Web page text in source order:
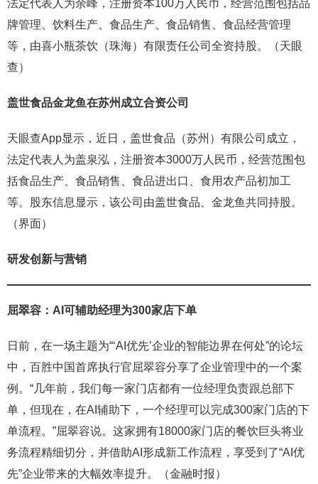
法定代表人为余峰，注册资本100万人民币，经营范围包括品
牌管理、饮料生产、食品生产、食品销售、食品经营管理
等，由喜小瓶茶饮（珠海）有限责任公司全资持股。（天眼
查）
盖世食品金龙鱼在苏州成立合资公司
天眼查App显示，近日，盖世食品（苏州）有限公司成立，
法定代表人为盖泉泓，注册资本3000万人民币，经营范围包
括食品生产、食品销售、食品进出口、食用农产品初加工
等。股东信息显示，该公司由盖世食品、金龙鱼共同持股。
（界面）
研发创新与营销
屈翠容： AI可辅助经理为300家店下单
日前，在一场主题为“‘AI优先’企业的智能边界在何处”的论坛
中，百胜中国首席执行官屈翠容分享了企业管理中的一个案
例。“几年前，我们每一家门店都有一位经理负责跟总部下
单，但现在，在AI辅助下，一个经理可以完成300家门店的下
单流程。”屈翠容说。这家拥有18000家门店的餐饮巨头将业
务流程精细切分，并借助AI形成新工作流程，享受到了“AI优
先”企业带来的大幅效率提升。（金融时报）